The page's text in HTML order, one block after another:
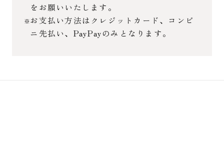
をお願いいたします。
お支払い方法はクレジットカード、コンビ
ニ先払い、PayPayのみとなります。